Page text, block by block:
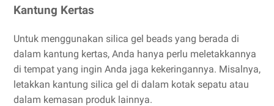
Kantung Kertas
Untuk menggunakan silica gel beads yang berada di
dalam kantung kertas, Anda hanya perlu meletakkannya
di tempat yang ingin Anda jaga kekeringannya. Misalnya,
letakkan kantung silica gel di dalam kotak sepatu atau
dalam kemasan produk lainnya.